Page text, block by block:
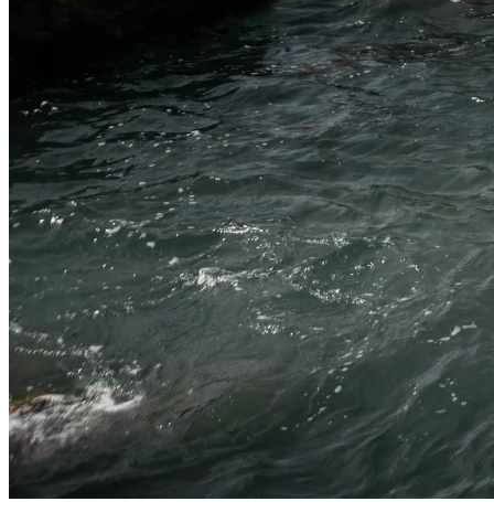
Русский Стиль: Архитектура, Интерьер
И Другие Особенности Этого
Направления